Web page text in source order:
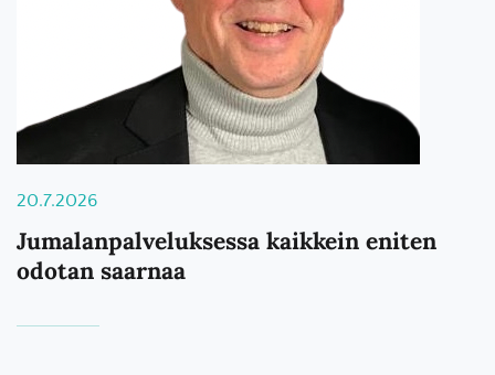
20.7.2026
Jumalanpalveluksessa kaikkein eniten
odotan saarnaa